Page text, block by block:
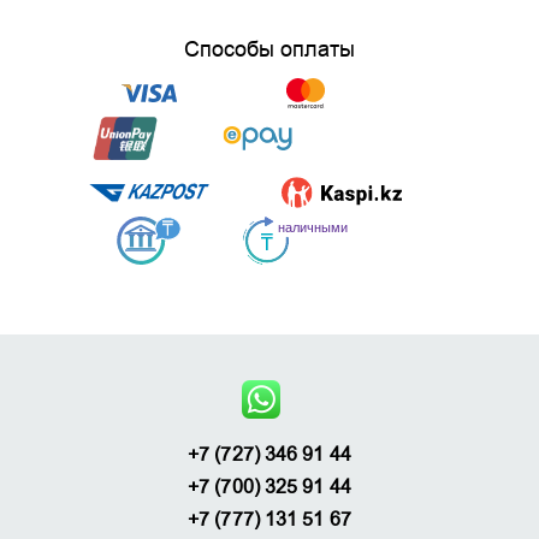
Способы оплаты
+7 (727) 346 91 44
+7 (700) 325 91 44
+7 (777) 131 51 67